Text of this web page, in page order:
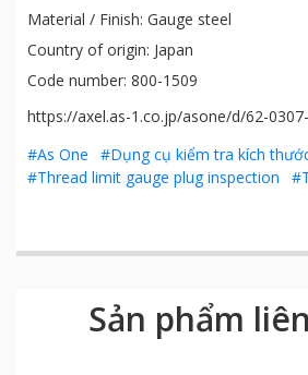
Material / Finish: Gauge steel
Country of origin: Japan
Code number: 800-1509
https://axel.as-1.co.jp/asone/d/62-
#As One
#Dụng cụ kiểm tra kích
#Thread limit gauge plug inspection
Sản phẩm